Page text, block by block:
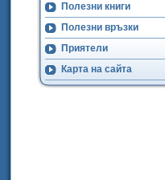
Полезни книги
Полезни връзки
Приятели
Карта на сайта